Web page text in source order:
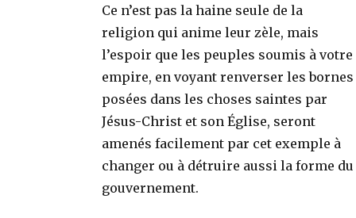
Ce n’est pas la haine seule de la
religion qui anime leur zèle, mais
l’espoir que les peuples soumis à votre
empire, en voyant renverser les bornes
posées dans les choses saintes par
Jésus-Christ et son Église, seront
amenés facilement par cet exemple à
changer ou à détruire aussi la forme du
gouvernement.